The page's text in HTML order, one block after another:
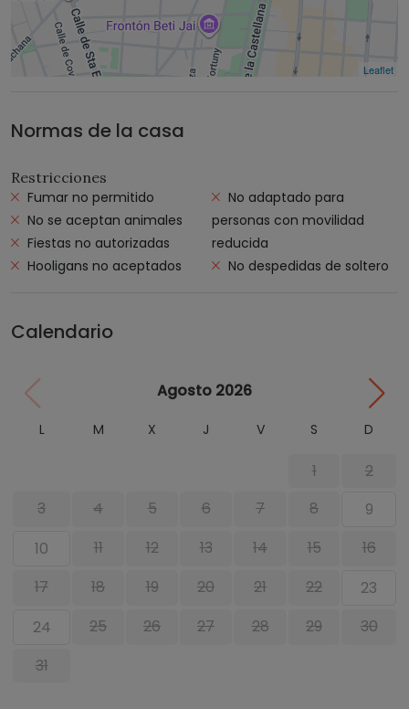
Leaflet
Normas de la casa
Restricciones
Fumar no permitido
No se aceptan animales
Fiestas no autorizadas
Hooligans no aceptados
personas con movilidad
reducida
No despedidas de soltero
Calendario
Agosto 2026
L M X J V S D
1
2
3
4 5 6 7 8
9
10
11 12 13 14 15
16
17
18 19 20 21 22
23
24
25 26 27 28 29
30
31